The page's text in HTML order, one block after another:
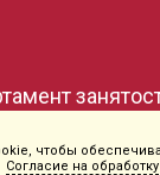
чтобы
Согласие на обработку